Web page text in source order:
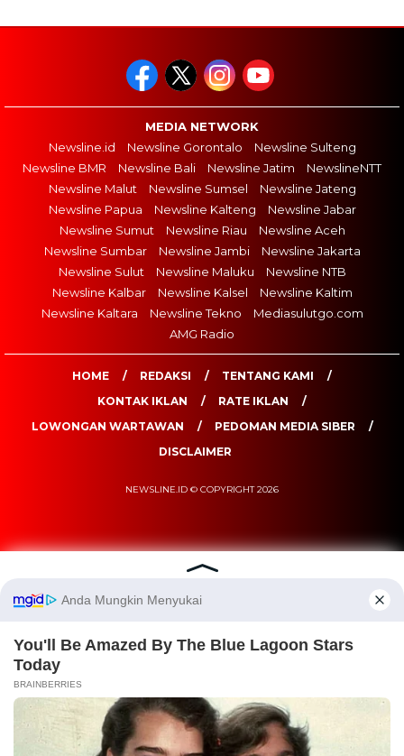
MEDIA NETWORK
Newsline.id
Newsline Gorontalo
Newsline Sulteng
Newsline BMR
Newsline Bali Newsline Jatim
NewslineNTT
Newsline Malut
Newsline Sumsel
Newsline Jateng
Newsline Papua
Newsline Kalteng
Newsline Jabar
Newsline Sumut
Newsline Riau
Newsline Aceh
Newsline Sumbar
Newsline Jambi
Newsline Jakarta
Newsline Sulut
Newsline Maluku
Newsline NTB
Newsline Kalbar
Newsline Kalsel
Newsline Kaltim
Newsline Kaltara
Newsline Tekno
Mediasulutgo.com
AMG Radio
HOME REDAKSI
TENTANG KAMI
KONTAK IKLAN
RATE IKLAN
LOWONGAN WARTAWAN
PEDOMAN MEDIA SIBER
DISCLAIMER
NEWSLINE.ID © COPYRIGHT 2026